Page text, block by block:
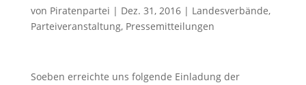
von Piratenpartei | Dez. 31, 2016| Landesverbände,
Parteiveranstaltung, Pressemitteilungen
Soeben erreichte uns folgende Einladung der